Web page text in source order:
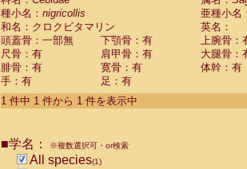
CebidaeSaguinus mystax
CebidaeSaguinus nigricollis (1)
Cebidae Saguinus oedipus
Cebidae Saguinus weddelli
Cebidae Saguinusspp.
Cebidae Aotus trivirgatus
Cebidae Cebus albifrons
CebidaeCebus nigrivittatus
CebidaeCebus
種小名： nigricollis
亜種小名
和名：クロクビタマリン
英名：
頭蓋骨：一部無
下顎骨：有
上腕骨：
尺骨：有
肩甲骨：有
大腿骨：
腓骨：有
寛骨：有
体幹：有
手：有
足：有
1 件中 1 件から 1 件を表示中
■学名： ※複数選択可・or検索
All species(1)